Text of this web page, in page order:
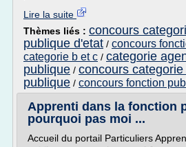
Lire la suite
Thèmes liés : concours
publique d'etat / concours
categorie b et c / categorie
publique / concours
publique / concours fonction
Apprenti dans la fonction
pourquoi pas moi ...
Accueil du portail Particuliers